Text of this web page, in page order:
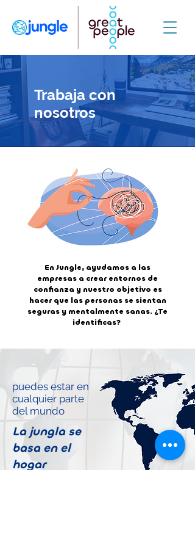
Trabaja con
nosotros
En Jungle, ayudamos a las
empresas a crear entornos de
confianza y nuestro objetivo es
hacer que las personas se sientan
seguras y mentalmente sanas. ¿Te
identificas?
puedes estar en
cualquier parte
del mundo
La jungla se
basa en el
hogar